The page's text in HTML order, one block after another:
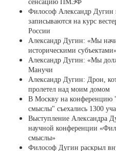
сенсацию ПМЭФ
Философ Александр
записываются на курс
России
Александр Дугин: «Мы
историческими
Александр Дугин: «Мы
Манучи
Александр Дугин: Дрон,
пролетел над моим домом
В Москву на конференцию
смыслы" съехались 1300
Выступление Александра
научной конференции
смыслы»
Философ Дугин раскрыл